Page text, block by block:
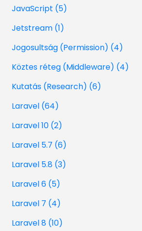
JavaScript (5)
Jetstream (1)
Jogosultság (Permission) (4)
Köztes réteg (Middleware) (4)
Kutatás (Research) (6)
Laravel (64)
Laravel 10 (2)
Laravel 5.7 (6)
Laravel 5.8 (3)
Laravel 6 (5)
Laravel 7 (4)
Laravel 8 (10)